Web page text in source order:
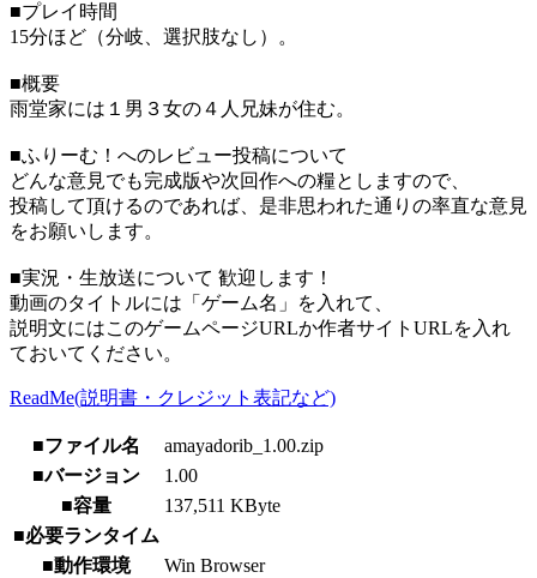
■プレイ時間
15分ほど（分岐、選択肢なし）。
■概要
雨堂家には１男３女の４人兄妹が住む。
■ふりーむ！へのレビュー投稿について
どんな意見でも完成版や次回作への糧としますので、
投稿して頂けるのであれば、是非思われた通りの率直な意見
をお願いします。
■実況・生放送について 歓迎します！
動画のタイトルには「ゲーム名」を入れて、
説明文にはこのゲームページURLか作者サイトURLを入れ
ておいてください。
ReadMe(説明書・クレジット表記など)
■ファイル名
amayadorib_1.00.zip
■バージョン
1.00
■容量
137,511 KByte
■必要ランタイム
■動作環境
Win Browser